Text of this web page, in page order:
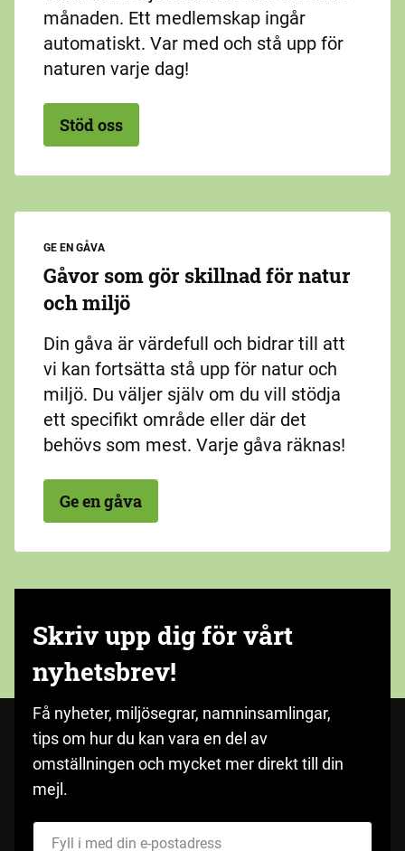
månaden. Ett medlemskap ingår
automatiskt. Var med och stå upp för
naturen varje dag!
Stöd oss
GE EN GÅVA
Gåvor som gör skillnad för natur
och miljö
Din gåva är värdefull och bidrar till att
vi kan fortsätta stå upp för natur och
miljö. Du väljer själv om du vill stödja
ett specifikt område eller där det
behövs som mest. Varje gåva räknas!
Ge en gåva
Skriv upp dig för vårt
nyhetsbrev!
Få nyheter, miljösegrar, namninsamlingar,
tips om hur du kan vara en del av
omställningen och mycket mer direkt till din
mejl.